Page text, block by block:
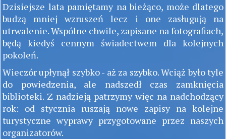
Dzisiejsze lata pamiętamy na bieżąco, może dlatego
budzą mniej wzruszeń lecz i one zasługują na
utrwalenie. Wspólne chwile, zapisane na fotografiach,
będą kiedyś cennym świadectwem dla kolejnych
pokoleń.
Wieczór upłynął szybko - aż za szybko. Wciąż było tyle
do powiedzenia, ale nadszedł czas zamknięcia
biblioteki. Z nadzieją patrzymy więc na nadchodzący
rok: od stycznia ruszają nowe zapisy na kolejne
turystyczne wyprawy przygotowane przez naszych
organizatorów.